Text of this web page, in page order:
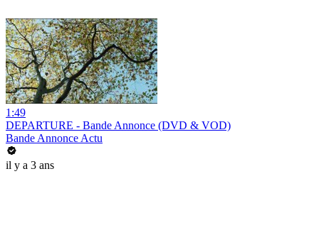
1:49
DEPARTURE - Bande Annonce (DVD & VOD)
Bande Annonce Actu
il y a 3 ans